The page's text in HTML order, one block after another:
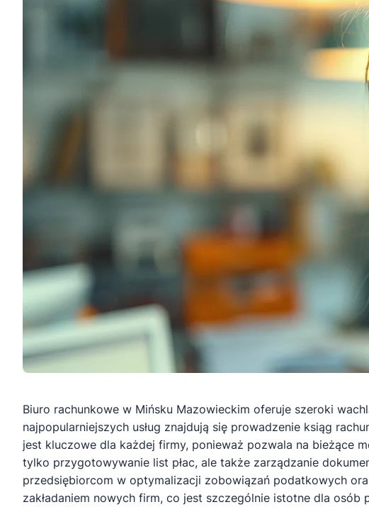
Biuro rachunkowe w Mińsku Mazowieckim oferuje szeroki
najpopularniejszych usług znajdują się prowadzenie ksiąg
jest kluczowe dla każdej firmy, ponieważ pozwala na bieżące
tylko przygotowywanie list płac, ale także zarządzanie
przedsiębiorcom w optymalizacji zobowiązań podatkowych
zakładaniem nowych firm, co jest szczególnie istotne dla